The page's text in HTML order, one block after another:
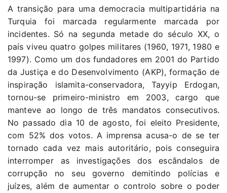
A transição para uma democracia multipartidária na
Turquia foi marcada regularmente marcada por
incidentes. Só na segunda metade do século XX, o
país viveu quatro golpes militares (1960, 1971, 1980 e
1997). Como um dos fundadores em 2001 do Partido
da Justiça e do Desenvolvimento (AKP), formação de
inspiração islamita-conservadora, Tayyip Erdogan,
tornou-se primeiro-ministro em 2003, cargo que
manteve ao longo de três mandatos consecutivos.
No passado dia 10 de agosto, foi eleito Presidente,
com 52% dos votos. A imprensa acusa-o de se ter
tornado cada vez mais autoritário, pois conseguira
interromper as investigações dos escândalos de
corrupção no seu governo demitindo polícias e
juízes, além de aumentar o controlo sobre o poder